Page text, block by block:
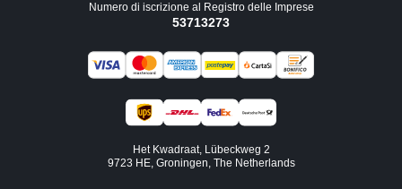
Numero di iscrizione al Registro delle Imprese
53713273
Het Kwadraat, Lübeckweg 2
9723 HE, Groningen, The Netherlands